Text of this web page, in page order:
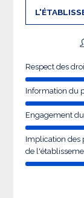
Respect des
Information du
Engagement
Implication des
de